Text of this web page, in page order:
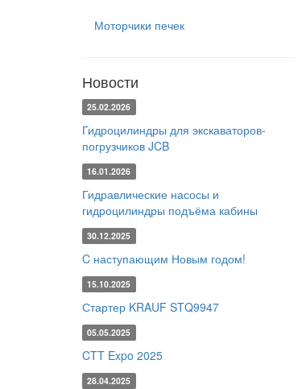
Моторчики печек
Новости
25.02.2026
Гидроцилиндры для экскаваторов-
погрузчиков JCB
16.01.2026
Гидравлические насосы и
гидроцилиндры подъёма кабины
30.12.2025
C наступающим Новым годом!
15.10.2025
Стартер KRAUF STQ9947
05.05.2025
CTT Expo 2025
28.04.2025